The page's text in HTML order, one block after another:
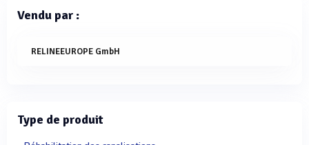
Vendu par :
RELINEEUROPE GmbH
Type de produit